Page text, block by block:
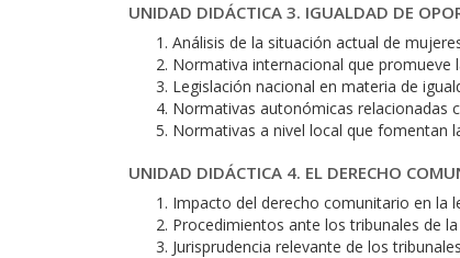
UNIDAD DIDÁCTICA 3. IGUALDAD DE
Análisis de la situación actual de
Normativa internacional que promueve
Legislación nacional en materia de
Normativas autonómicas relacionadas
Normativas a nivel local que fomentan
UNIDAD DIDÁCTICA 4. EL DERECHO
Impacto del derecho comunitario en la
Procedimientos ante los tribunales de
Jurisprudencia relevante de los